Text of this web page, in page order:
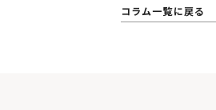
コラム一覧に戻る